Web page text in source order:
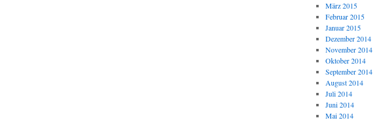
März 2015
Februar 2015
Januar 2015
Dezember 2014
November 2014
Oktober 2014
September 2014
August 2014
Juli 2014
Juni 2014
Mai 2014